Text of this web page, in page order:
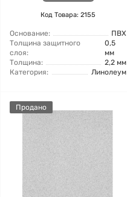
Код Товара: 2155
Основание:
ПВХ
Толщина защитного
слоя:
0,5
мм
Толщина:
2,2 мм
Категория:
Линолеум
Продано